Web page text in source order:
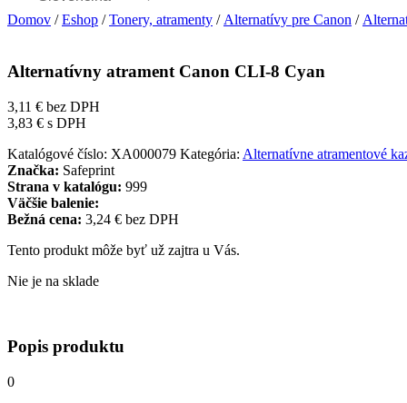
Domov /Eshop /Tonery, atramenty / Alternatívy pre Canon /
Alternatívny atrament Canon CLI-8 Cyan
3,11 € bez DPH
3,83 € s DPH
Katalógové číslo: XA000079 Kategória: Alternatívne atramentové
Značka: Safeprint
Strana v katalógu: 999
Väčšie balenie:
Bežná cena: 3,24 € bez DPH
Tento produkt môže byť už zajtra u Vás.
Nie je na sklade
Popis produktu
0